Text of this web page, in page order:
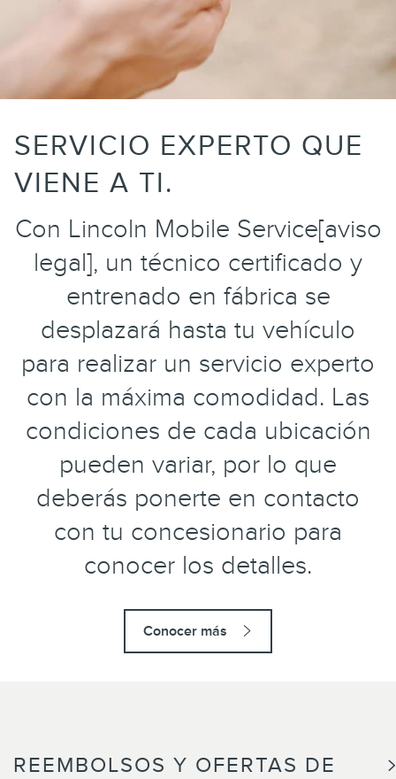
SERVICIO EXPERTO QUE
VIENE A TI.
Con Lincoln Mobile Service[aviso
legal], un técnico certificado y
entrenado en fábrica se
desplazará hasta tu vehículo
para realizar un servicio experto
con la máxima comodidad. Las
condiciones de cada ubicación
pueden variar, por lo que
deberás ponerte en contacto
con tu concesionario para
conocer los detalles.
Conocer más
REEMBOLSOS Y OFERTAS DE